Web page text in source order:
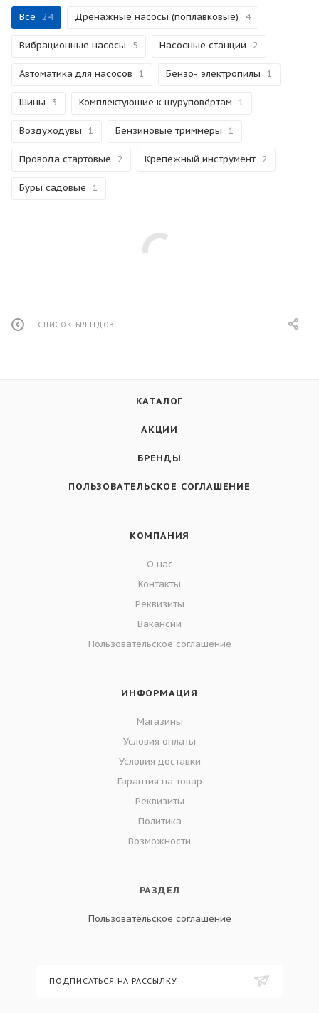
Все 24 Дренажные насосы (поплавковые) 4
Вибрационные насосы 5 Насосные станции 2
Автоматика для насосов 1 Бензо-, электропилы 1
Шины 3 Комплектующие к шуруповёртам 1
Воздуходувы 1 Бензиновые триммеры 1
Провода стартовые 2 Крепежный инструмент 2
Буры садовые 1
СПИСОК БРЕНДОВ
КАТАЛОГ
АКЦИИ
БРЕНДЫ
ПОЛЬЗОВАТЕЛЬСКОЕ СОГЛАШЕНИЕ
КОМПАНИЯ
О нас
Контакты
Реквизиты
Вакансии
Пользовательское соглашение
ИНФОРМАЦИЯ
Магазины
Условия оплаты
Условия доставки
Гарантия на товар
Реквизиты
Политика
Возможности
РАЗДЕЛ
Пользовательское соглашение
ПОДПИСАТЬСЯ НА РАССЫЛКУ